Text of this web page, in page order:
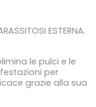
ESTERNA.
le pulci e le
per
grazie alla sua